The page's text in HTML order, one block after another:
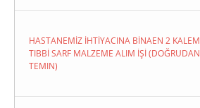
HASTANEMİZ İHTİYACINA BİNAEN 2 KALEM
TIBBİ SARF MALZEME ALIM İŞİ (DOĞRUDAN
TEMIN)